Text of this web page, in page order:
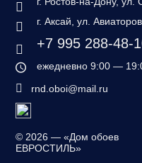
г. Аксай, ул.
+7 995 288-48-
ежедневно 9:00 —
rnd.oboi@mail.ru
© 2026 — «Дом обоев
ЕВРОСТИЛЬ»